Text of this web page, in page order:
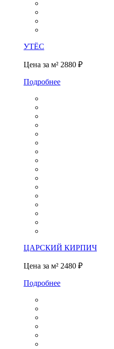
УТЁС
Цена за м² 2880 ₽
Подробнее
ЦАРСКИЙ КИРПИЧ
Цена за м² 2480 ₽
Подробнее